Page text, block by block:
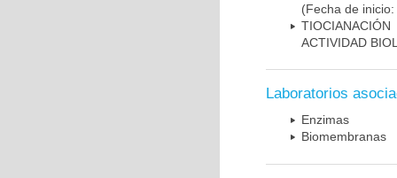
(Fecha de
ACTIVIDAD
Laboratorios
Enzimas
Biomembranas